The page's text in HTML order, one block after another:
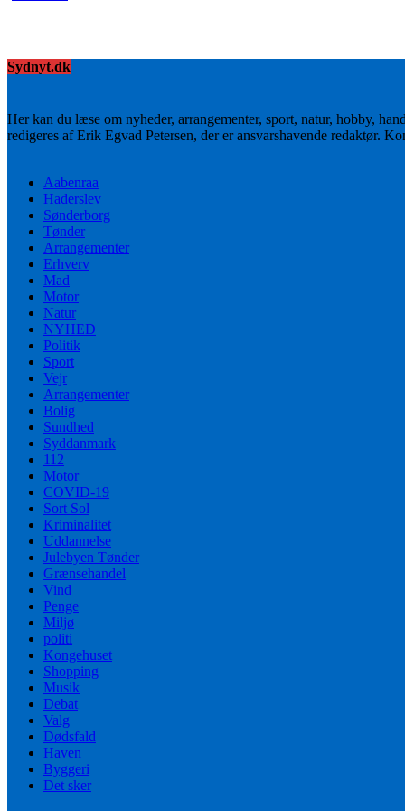
Sydnyt.dk
Her kan du læse om nyheder, arrangementer, sport, natur, hobby,
redigeres af Erik Egvad Petersen, der er ansvarshavende redaktør.
Aabenraa
Haderslev
Sønderborg
Tønder
Arrangementer
Erhverv
Mad
Motor
Natur
NYHED
Politik
Sport
Vejr
Arrangementer
Bolig
Sundhed
Syddanmark
112
Motor
COVID-19
Sort Sol
Kriminalitet
Uddannelse
Julebyen Tønder
Grænsehandel
Vind
Penge
Miljø
politi
Kongehuset
Shopping
Musik
Debat
Valg
Dødsfald
Haven
Byggeri
Det sker